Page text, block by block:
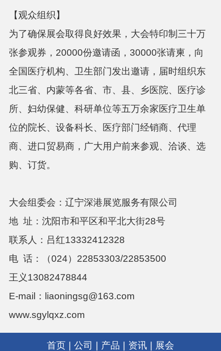
【观众组织】
为了确保展会取得良好效果，大会特印制三十万
张参观券， 20000份邀请函，30000张请柬，向
全国医疗机构、卫生部门发出邀请，届时组织东
北三省、内蒙等各省、市、县、乡医院、医疗诊
所、妇幼保健、科研单位等五万余家医疗卫生单
位的院长、设备科长、医疗部门经销商、代理
商、进口贸易商，广大用户前来参观、洽谈、选
购、订货。
大会组委会：辽宁深港展览服务有限公司
地 址：沈阳市和平区和平北大街28号
联系人： 吕红13332412328
电 话：（024）22853303/22853500
王义13082478844
E-mail： liaoningsg@163.com
www.sgylqxz.com
首页 公司 产品 资讯 展会